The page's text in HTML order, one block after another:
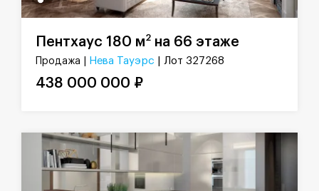
Пентхаус 180 м2 на 66 этаже
Продажа | Нева Тауэрс | Лот 327268
438 000 000 ₽